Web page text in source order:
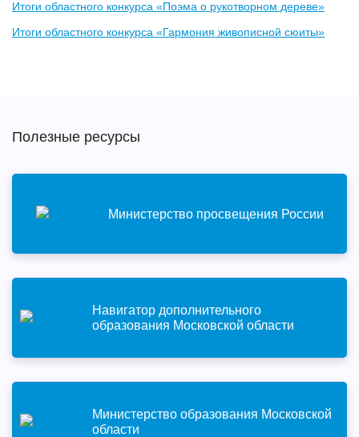
Итоги областного конкурса «Поэма о рукотворном дереве»
Итоги областного конкурса «Гармония живописной сюиты»
Полезные ресурсы
Министерство просвещения России
Навигатор дополнительного
образования Московской области
Министерство образования Московской
области